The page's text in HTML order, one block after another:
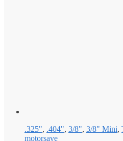
.325", .404", 3/8", 3/8" Mini,
motorsave